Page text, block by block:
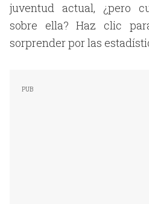
juventud actual, ¿pero
sobre ella? Haz clic
sorprender por las